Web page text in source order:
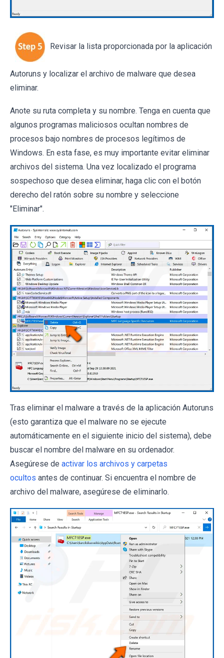
Revisar la lista proporcionada por la aplicación
Autoruns y localizar el archivo de malware que desea
eliminar.
Anote su ruta completa y su nombre. Tenga en cuenta que
algunos programas maliciosos ocultan nombres de
procesos bajo nombres de procesos legítimos de
Windows. En esta fase, es muy importante evitar eliminar
archivos del sistema. Una vez localizado el programa
sospechoso que desea eliminar, haga clic con el botón
derecho del ratón sobre su nombre y seleccione
"Eliminar".
Tras eliminar el malware a través de la aplicación Autoruns
(esto garantiza que el malware no se ejecute
automáticamente en el siguiente inicio del sistema), debe
buscar el nombre del malware en su ordenador.
Asegúrese de activar los archivos y carpetas
ocultos antes de continuar. Si encuentra el nombre de
archivo del malware, asegúrese de eliminarlo.